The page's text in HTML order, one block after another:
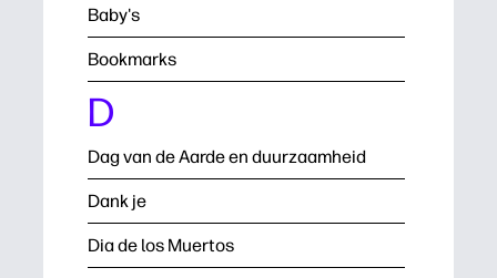
Baby's
Bookmarks
D
Dag van de Aarde en duurzaamheid
Dank je
Dia de los Muertos